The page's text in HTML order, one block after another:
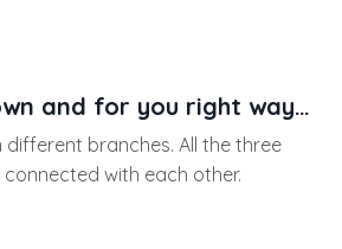
and for you right way…
different branches. All the three
with each other.